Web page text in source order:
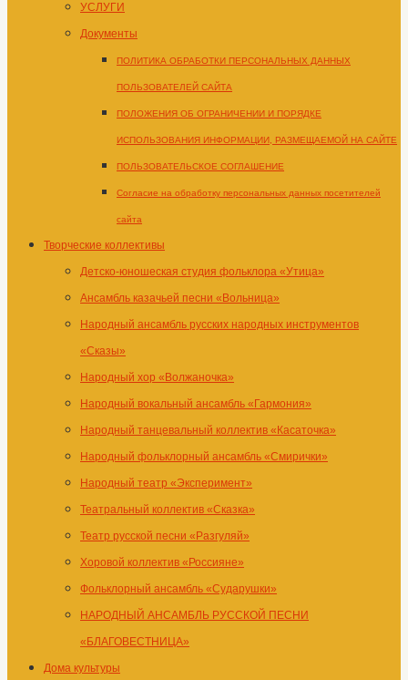
УСЛУГИ
Документы
ПОЛИТИКА ОБРАБОТКИ ПЕРСОНАЛЬНЫХ ДАННЫХ
ПОЛЬЗОВАТЕЛЕЙ САЙТА
ПОЛОЖЕНИЯ ОБ ОГРАНИЧЕНИИ И ПОРЯДКЕ
ИСПОЛЬЗОВАНИЯ ИНФОРМАЦИИ, РАЗМЕЩАЕМОЙ НА САЙТЕ
ПОЛЬЗОВАТЕЛЬСКОЕ СОГЛАШЕНИЕ
Согласие на обработку персональных данных посетителей
сайта
Творческие коллективы
Детско-юношеская студия фольклора «Утица»
Ансамбль казачьей песни «Вольница»
Народный ансамбль русских народных инструментов
«Сказы»
Народный хор «Волжаночка»
Народный вокальный ансамбль «Гармония»
Народный танцевальный коллектив «Касаточка»
Народный фольклорный ансамбль «Смирички»
Народный театр «Эксперимент»
Театральный коллектив «Сказка»
Театр русской песни «Разгуляй»
Хоровой коллектив «Россияне»
Фольклорный ансамбль «Сударушки»
НАРОДНЫЙ АНСАМБЛЬ РУССКОЙ ПЕСНИ
«БЛАГОВЕСТНИЦА»
Дома культуры